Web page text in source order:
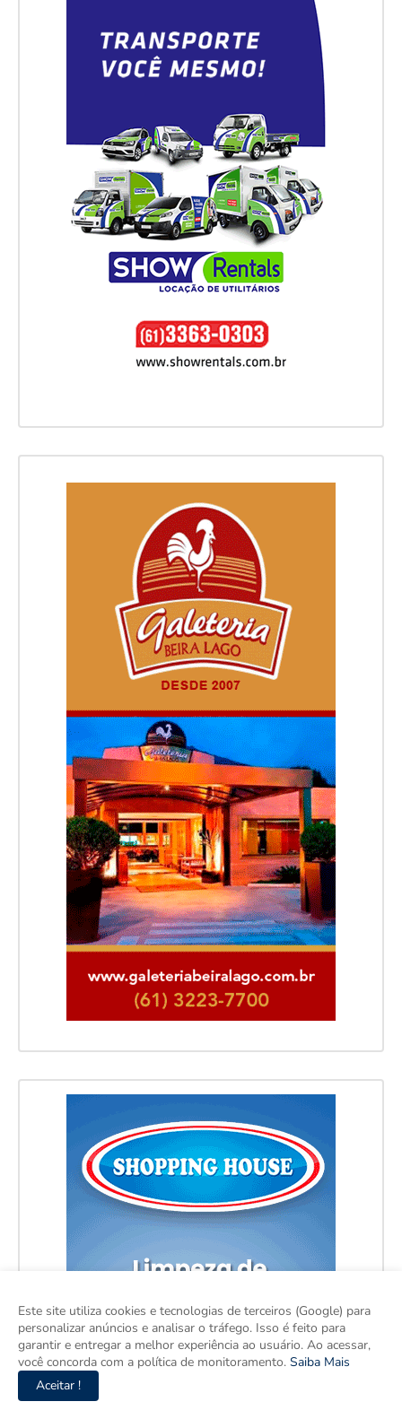
Este site utiliza cookies e tecnologias de terceiros (Google) para
personalizar anúncios e analisar o tráfego. Isso é feito para
garantir e entregar a melhor experiência ao usuário. Ao acessar,
você concorda com a política de monitoramento. Saiba Mais
Aceitar !